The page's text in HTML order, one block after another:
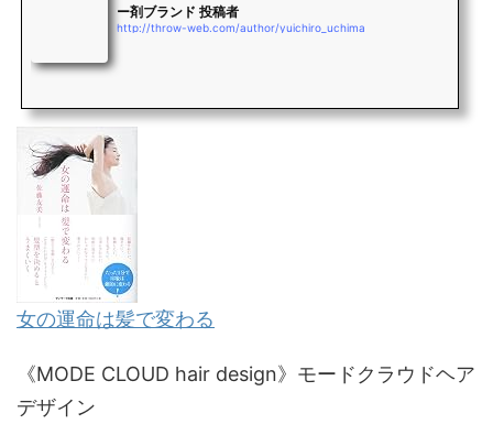
ー剤ブランド 投稿者
http://throw-web.com/author/yuichiro_uchima
女の運命は髪で変わる
《MODE CLOUD hair design》モードクラウドヘア
デザイン